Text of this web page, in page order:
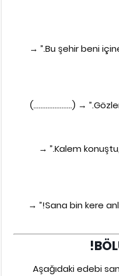
“Bu şehir beni içine alıp susar, bir çocuk gibi.” →
“Kalem konuştu, içindekileri haykırdı bana.” →
“Sana bin kere anlattım, hâlâ anlamıyorsun!” →
Aşağıdaki edebi